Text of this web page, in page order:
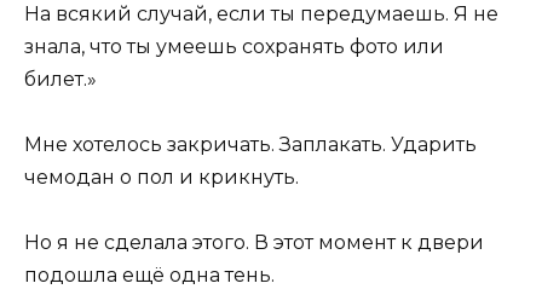
На всякий случай, если ты передумаешь. Я не
знала, что ты умеешь сохранять фото или
билет.»
Мне хотелось закричать. Заплакать. Ударить
чемодан о пол и крикнуть.
Но я не сделала этого. В этот момент к двери
подошла ещё одна тень.